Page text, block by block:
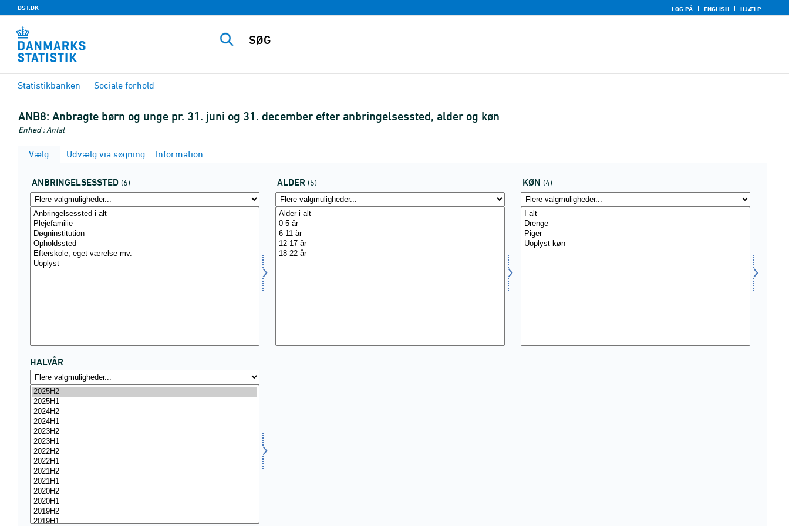
DST.DK LOG PÅ ENGLISH HJÆLP
Statistikbanken Sociale forhold
ANB8: Anbragte børn og unge pr. 31. juni og 31. december efter anbringelsessted, alder og køn
Enhed : Antal
Vælg Udvælg via søgning Information
ANBRINGELSESSTED (6) ALDER (5) KØN (4)
HALVÅR